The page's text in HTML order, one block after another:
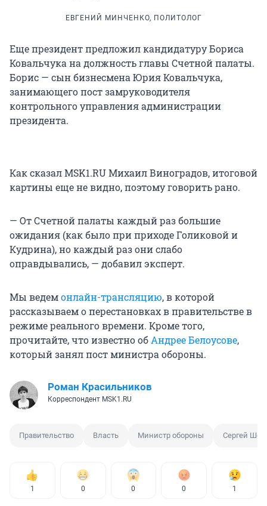
ЕВГЕНИЙ МИНЧЕНКО, ПОЛИТОЛОГ
Еще президент предложил кандидатуру Бориса
Ковальчука на должность главы Счетной палаты.
Борис — сын бизнесмена Юрия Ковальчука,
занимающего пост замруководителя
контрольного управления администрации
президента.
Как сказал MSK1.RU Михаил Виноградов, итоговой
картины еще не видно, поэтому говорить рано.
— От Счетной палаты каждый раз большие
ожидания (как было при приходе Голиковой и
Кудрина), но каждый раз они слабо
оправдывались, — добавил эксперт.
Мы ведемонлайн-трансляцию, в которой
рассказываем о перестановках в правительстве в
режиме реального времени. Кроме того,
прочитайте, что известно обАндрее Белоусове,
который занял пост министра обороны.
Роман Красильников
Корреспондент MSK1.RU
Правительство Власть Министр обороны Сергей
1 0 0 0 1